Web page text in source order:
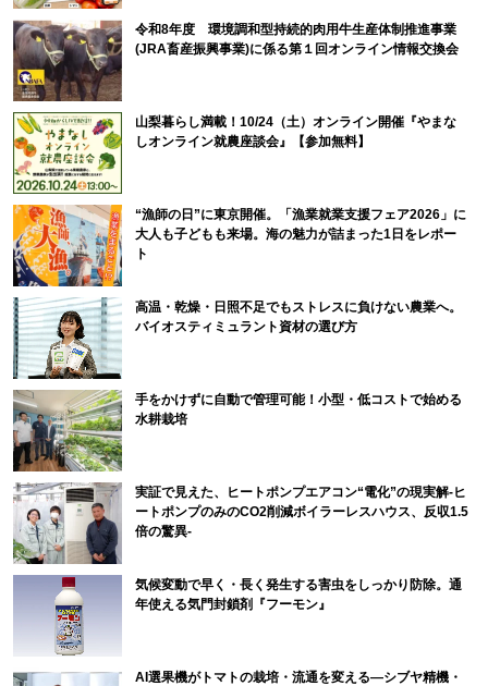
令和8年度 環境調和型持続的肉用牛生産体制推進事業
(JRA畜産振興事業)に係る第１回オンライン情報交換会
山梨暮らし満載！10/24（土）オンライン開催『やまな
しオンライン就農座談会』【参加無料】
“漁師の日”に東京開催。「漁業就業支援フェア2026」に
大人も子どもも来場。海の魅力が詰まった1日をレポー
ト
高温・乾燥・日照不足でもストレスに負けない農業へ。
バイオスティミュラント資材の選び方
手をかけずに自動で管理可能！小型・低コストで始める
水耕栽培
実証で見えた、ヒートポンプエアコン“電化”の現実解-ヒ
ートポンプのみのCO2削減ボイラーレスハウス、反収1.5
倍の驚異-
気候変動で早く・長く発生する害虫をしっかり防除。通
年使える気門封鎖剤『フーモン』
AI選果機がトマトの栽培・流通を変える―シブヤ精機・